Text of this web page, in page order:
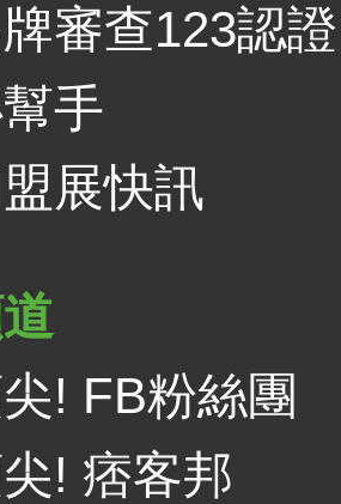
審查123認證
手
展快訊
! FB粉絲團
! 痞客邦